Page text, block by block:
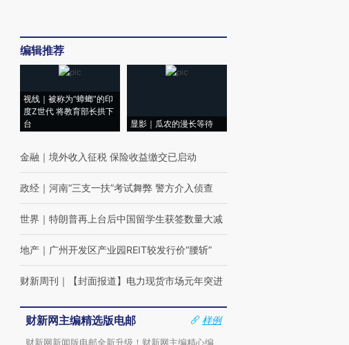
编辑推荐
视线｜被称为“蟑螂”的印
度Z世代 将教育部长拱下
台
显影｜瓜农的漫长等待
金融 ｜ 境外收入征税 保险收益缴交已启动
政经 ｜ 河南“三支一扶”考试舞弊 警方介入侦查
世界 ｜ 特朗普再上台后中国留学生获签数量大减
地产 ｜ 广州开发区产业园REIT较发行价“腰斩”
财新周刊 ｜ 【封面报道】电力现货市场元年突进
财新网主编精选版电邮
样例
财新网新闻版电邮全新升级！财新网主编精心编